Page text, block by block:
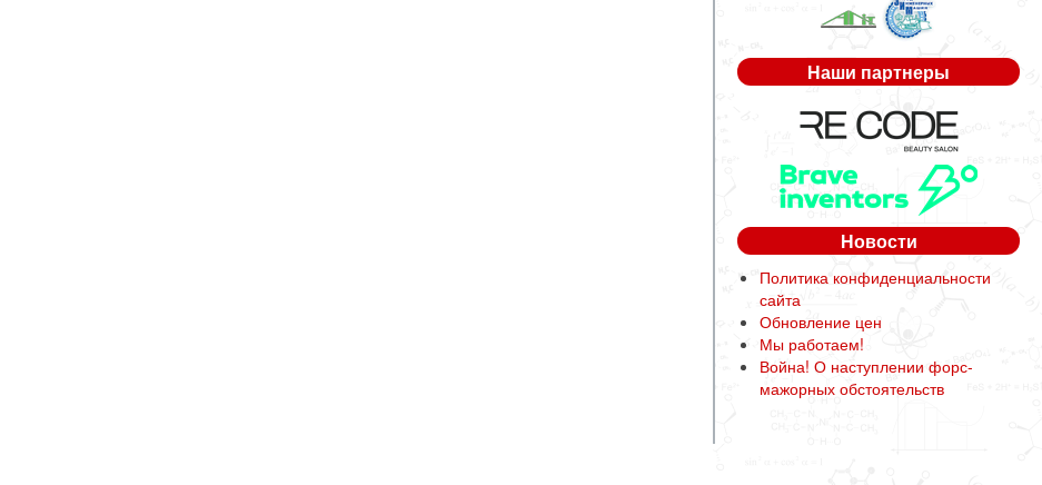
Наши партнеры
Новости
Политика конфиденциальности
сайта
Обновление цен
Мы работаем!
Война! О наступлении форс-
мажорных обстоятельств